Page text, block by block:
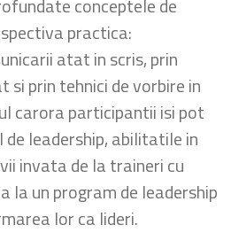
conceptele de
practica:
atat in scris, prin
si prin tehnici de vorbire in
carora participantii isi pot
leadership, abilitatile in
invata de la traineri cu
la un program de leadership
lor ca lideri.